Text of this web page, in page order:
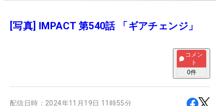
[写真] IMPACT 第540話 「ギアチェンジ」
コメン
ト
0件
配信日時： 2024年11月19日 11時55分